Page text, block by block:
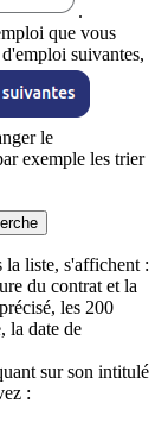
.
que vous
suivantes,
le
exemple les trier
la liste, s'affichent :
du contrat et la
les 200
la date de
sur son intitulé
: